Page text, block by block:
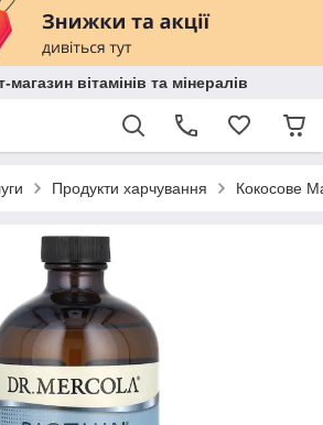
вітамінів та мінералів
Продукти харчування Кокосове